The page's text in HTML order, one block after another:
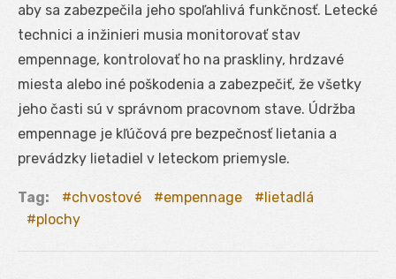
aby sa zabezpečila jeho spoľahlivá funkčnosť. Letecké
technici a inžinieri musia monitorovať stav
empennage, kontrolovať ho na praskliny, hrdzavé
miesta alebo iné poškodenia a zabezpečiť, že všetky
jeho časti sú v správnom pracovnom stave. Údržba
empennage je kľúčová pre bezpečnosť lietania a
prevádzky lietadiel v leteckom priemysle.
Tag: chvostové empennage
lietadlá
plochy